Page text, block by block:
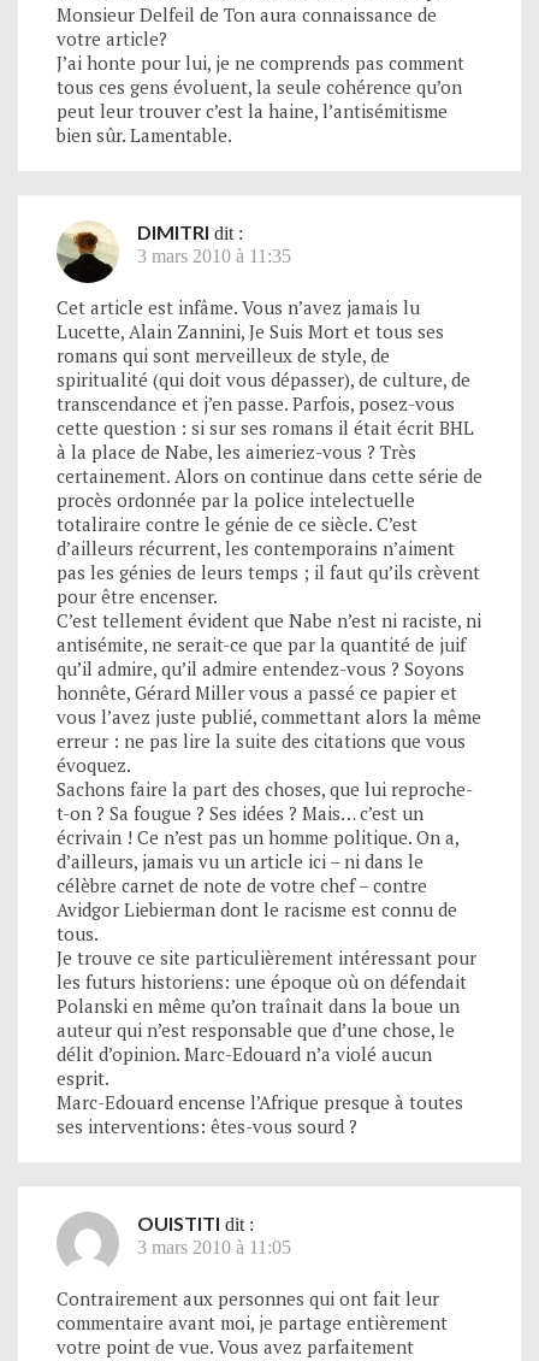
Monsieur Delfeil de Ton aura connaissance de
votre article?
J’ai honte pour lui, je ne comprends pas comment
tous ces gens évoluent, la seule cohérence qu’on
peut leur trouver c’est la haine, l’antisémitisme
bien sûr. Lamentable.
DIMITRI dit :
3 mars 2010 à 11:35
Cet article est infâme. Vous n’avez jamais lu
Lucette, Alain Zannini, Je Suis Mort et tous ses
romans qui sont merveilleux de style, de
spiritualité (qui doit vous dépasser), de culture, de
transcendance et j’en passe. Parfois, posez-vous
cette question : si sur ses romans il était écrit BHL
à la place de Nabe, les aimeriez-vous ? Très
certainement. Alors on continue dans cette série de
procès ordonnée par la police intelectuelle
totaliraire contre le génie de ce siècle. C’est
d’ailleurs récurrent, les contemporains n’aiment
pas les génies de leurs temps ; il faut qu’ils crèvent
pour être encenser.
C’est tellement évident que Nabe n’est ni raciste, ni
antisémite, ne serait-ce que par la quantité de juif
qu’il admire, qu’il admire entendez-vous ? Soyons
honnête, Gérard Miller vous a passé ce papier et
vous l’avez juste publié, commettant alors la même
erreur : ne pas lire la suite des citations que vous
évoquez.
Sachons faire la part des choses, que lui reproche-
t-on ? Sa fougue ? Ses idées ? Mais… c’est un
écrivain ! Ce n’est pas un homme politique. On a,
d’ailleurs, jamais vu un article ici – ni dans le
célèbre carnet de note de votre chef – contre
Avidgor Liebierman dont le racisme est connu de
tous.
Je trouve ce site particulièrement intéressant pour
les futurs historiens: une époque où on défendait
Polanski en même qu’on traînait dans la boue un
auteur qui n’est responsable que d’une chose, le
délit d’opinion. Marc-Edouard n’a violé aucun
esprit.
Marc-Edouard encense l’Afrique presque à toutes
ses interventions: êtes-vous sourd ?
OUISTITI dit :
3 mars 2010 à 11:05
Contrairement aux personnes qui ont fait leur
commentaire avant moi, je partage entièrement
votre point de vue. Vous avez parfaitement